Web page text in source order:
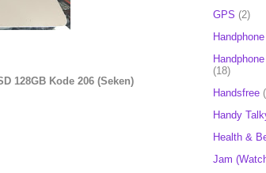
128GB Kode 206 (Seken)
GPS (2)
Handphone
(18)
Handsfree
Handy
Health &
Jam